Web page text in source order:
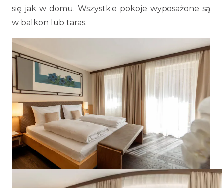
się jak w domu. Wszystkie pokoje wyposażone są
w balkon lub taras.